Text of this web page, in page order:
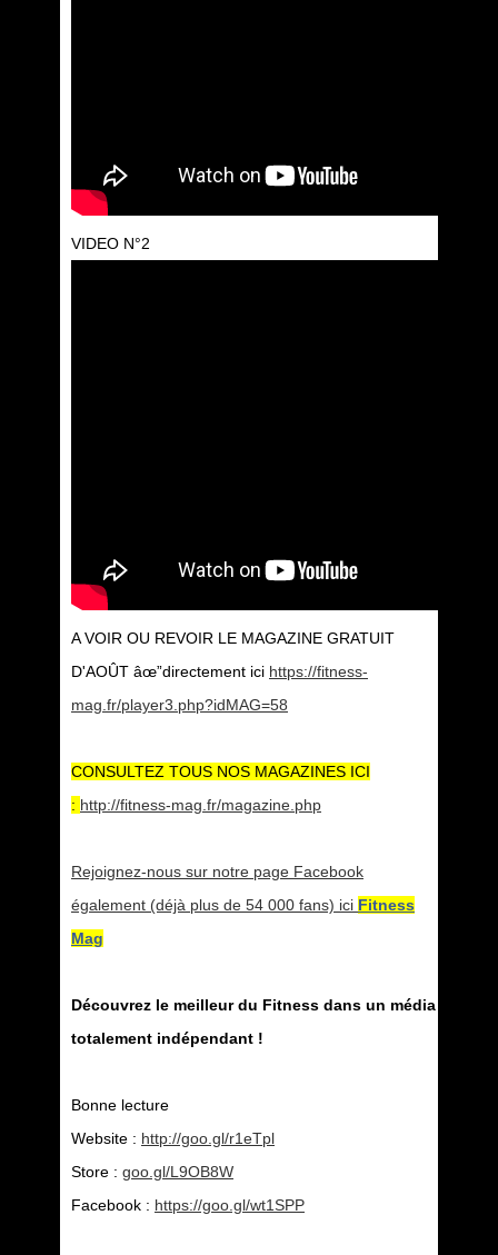
VIDEO N°2
A VOIR OU REVOIR LE MAGAZINE GRATUIT
D'AOÛT âœ”directement ici https://fitness-
mag.fr/player3.php?idMAG=58
CONSULTEZ TOUS NOS MAGAZINES ICI
: http://fitness-mag.fr/magazine.php
Rejoignez-nous sur notre page Facebook
également (déjà plus de 54 000 fans) ici Fitness
Mag
Découvrez le meilleur du Fitness dans un média
totalement indépendant !
Bonne lecture
Website : http://goo.gl/r1eTpl
Store : goo.gl/L9OB8W
Facebook : https://goo.gl/wt1SPP